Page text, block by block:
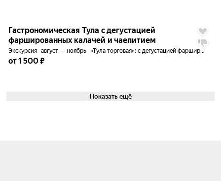
Гастрономическая Тула с дегустацией
фаршированных калачей и чаепитием
Экскурсия август — ноябрь «Тула торговая»: с дегустацией фаршированных калачей
от 1 500 ₽
Показать ещё